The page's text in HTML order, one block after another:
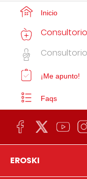
Inicio
¡Me apunto!
Faqs
EROSKI